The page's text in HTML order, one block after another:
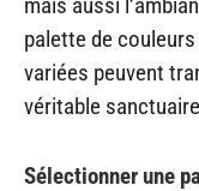
palette de
variées peuvent
véritable
Sélectionner une